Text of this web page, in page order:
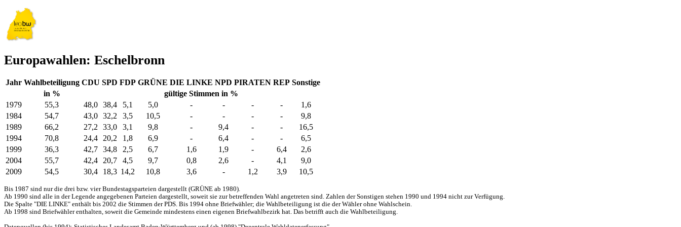
Europawahlen: Eschelbronn
Jahr Wahlbeteiligung CDU SPD FDP GRÜNE DIE LINKE NPD PIRATEN REP Sonstige
in %
gültige Stimmen in %
1979
55,3 48,0 38,4 5,1 5,0 - - - -
1,6
1984
54,7 43,0 32,2 3,5 10,5 - - - -
9,8
1989
66,2 27,2 33,0 3,1 9,8 - 9,4 - -
16,5
1994
70,8 24,4 20,2 1,8 6,9 - 6,4 - -
6,5
1999
36,3 42,7 34,8 2,5 6,7 1,6 1,9 - 6,4
2,6
2004
55,7 42,4 20,7 4,5 9,7 0,8 2,6 - 4,1
9,0
2009
54,5 30,4 18,3 14,2 10,8 3,6 - 1,2 3,9 10,5
Bis 1987 sind nur die drei bzw. vier Bundestagsparteien dargestellt (GRÜNE ab 1980).
Ab 1990 sind alle in der Legende angegebenen Parteien dargestellt, soweit sie zur betreffenden Wahl angetreten sind. Zahlen der Sonstigen stehen 1990 und 1994 nicht zur Verfügung.
Die Spalte "DIE LINKE" enthält bis 2002 die Stimmen der PDS. Bis 1994 ohne Briefwähler; die Wahlbeteiligung ist die der Wähler ohne Wahlschein.
Ab 1998 sind Briefwähler enthalten, soweit die Gemeinde mindestens einen eigenen Briefwahlbezirk hat. Das betrifft auch die Wahlbeteiligung.